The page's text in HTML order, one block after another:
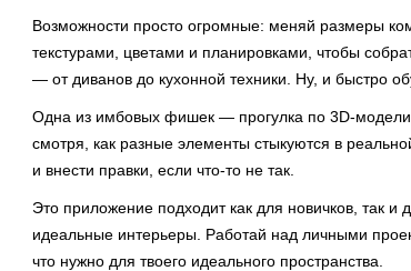
Возможности просто огромные: меняй размеры
текстурами, цветами и планировками, чтобы
— от диванов до кухонной техники. Ну, и быстро
Одна из имбовых фишек — прогулка по 3D-модели.
смотря, как разные элементы стыкуются в
и внести правки, если что-то не так.
Это приложение подходит как для новичков, так
идеальные интерьеры. Работай над личными
что нужно для твоего идеального пространства.